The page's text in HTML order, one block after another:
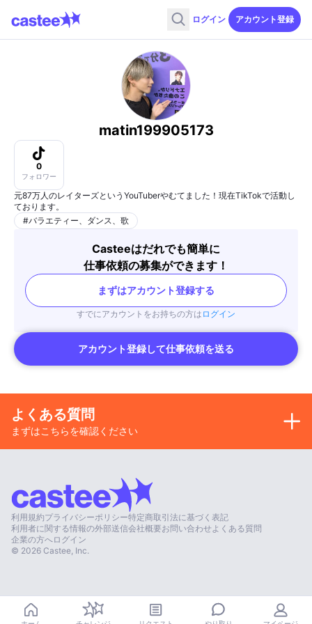
ログイン アカウント登録
matin199905173
0
フォロワー
元87万人のレイターズというYouTuberやむてました！現在TikTokで活動し
ております。
#バラエティー、ダンス、歌
Casteeはだれでも簡単に
仕事依頼の募集ができます！
まずはアカウント登録する
すでにアカウントをお持ちの方は ログイン
アカウント登録して仕事依頼を送る
よくある質問
まずはこちらを確認ください
利用規約プライバシーポリシー特定商取引法に基づく表記
利用者に関する情報の外部送信会社概要お問い合わせ よくある質問
企業の方へログイン
© 2026 Castee, Inc.